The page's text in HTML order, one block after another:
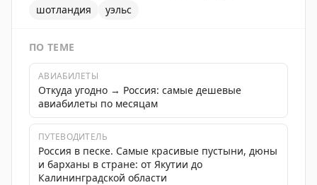
шотландия
уэльс
ПО ТЕМЕ
АВИАБИЛЕТЫ
Откуда угодно → Россия: самые дешевые
авиабилеты по месяцам
ПУТЕВОДИТЕЛЬ
Россия в песке. Самые красивые пустыни, дюны
и барханы в стране: от Якутии до
Калининградской области